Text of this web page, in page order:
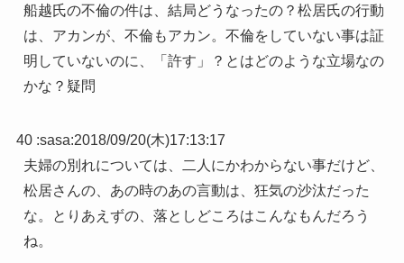
船越氏の不倫の件は、結局どうなったの？松居氏の行動
は、アカンが、不倫もアカン。不倫をしていない事は証
明していないのに、「許す」？とはどのような立場なの
かな？疑問
40 :sasa:2018/09/20(木)17:13:17
夫婦の別れについては、二人にかわからない事だけど、
松居さんの、あの時のあの言動は、狂気の沙汰だった
な。とりあえずの、落としどころはこんなもんだろう
ね。